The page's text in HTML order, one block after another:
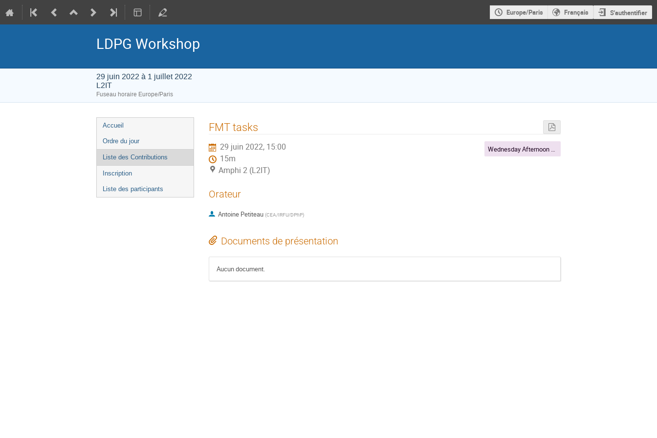
Europe/Paris Français S'authentifier
LDPG Workshop
29 juin 2022 à 1 juillet 2022
L2IT
Fuseau horaire Europe/Paris
Menu
de
l'événement
Accueil
Ordre du jour
Liste des Contributions
Inscription
Liste des participants
FMT tasks
29 juin 2022, 15:00
15m
Amphi 2 (L2IT)
Wednesday Afternoon 2PM - 3:30 PM CEST
Orateur
Antoine Petiteau (CEA/IRFU/DPhP)
Documents de présentation
Aucun document.